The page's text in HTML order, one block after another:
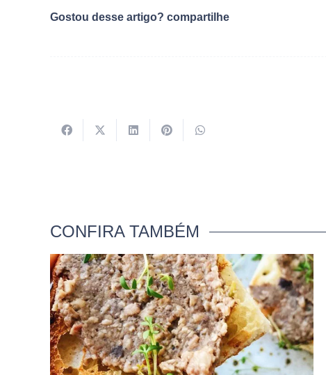
Gostou desse artigo? compartilhe
CONFIRA TAMBÉM